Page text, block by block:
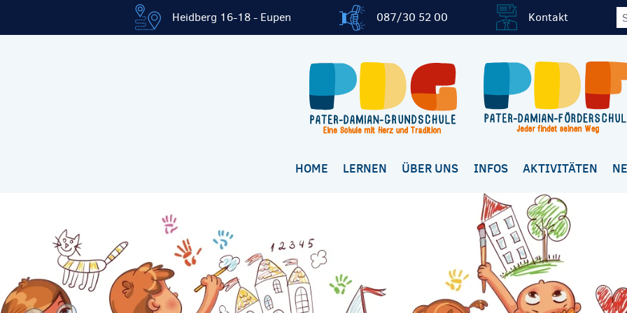
Heidberg 16-18 - Eupen 087/30 52 00 Kontakt
HOME LERNEN ÜBER UNS INFOS AKTIVITÄTEN